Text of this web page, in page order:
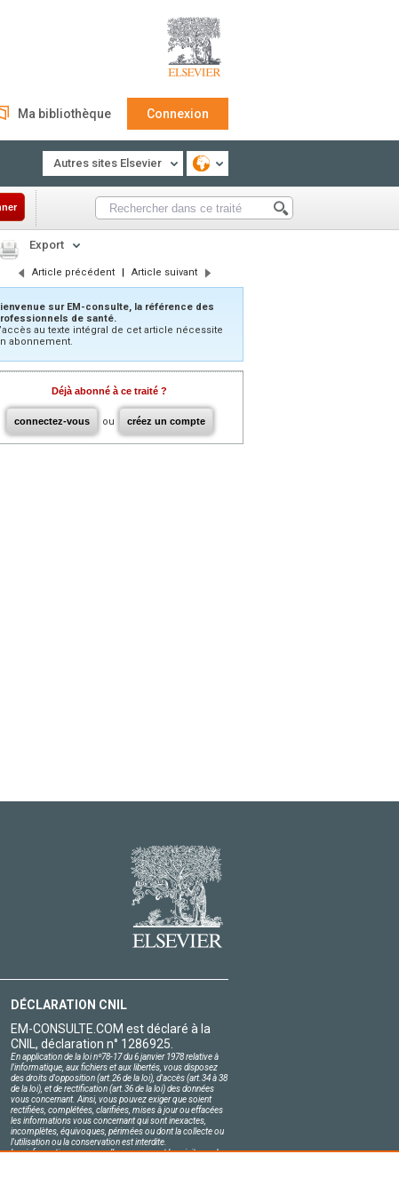
Ma bibliothèque Connexion
Autres sites Elsevier
Export
Article précédent | Article suivant
sur EM-consulte, la référence des
de santé.
au texte intégral de cet article nécessite
abonnement.
Déjà abonné à ce traité ?
connectez-vous ou créez un compte
DÉCLARATION CNIL
EM-CONSULTE.COM est déclaré à la
CNIL, déclaration n° 1286925.
En application de la loi nº78-17 du 6 janvier 1978 relative à
l'informatique, aux fichiers et aux libertés, vous disposez
des droits d'opposition (art.26 de la loi), d'accès (art.34 à 38
de la loi), et de rectification (art.36 de la loi) des données
vous concernant. Ainsi, vous pouvez exiger que soient
rectifiées, complétées, clarifiées, mises à jour ou effacées
les informations vous concernant qui sont inexactes,
incomplètes, équivoques, périmées ou dont la collecte ou
l'utilisation ou la conservation est interdite.
Les informations personnelles concernant les visiteurs de